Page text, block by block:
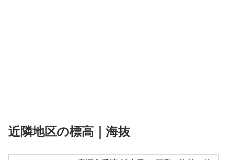
近隣地区の標高｜海抜